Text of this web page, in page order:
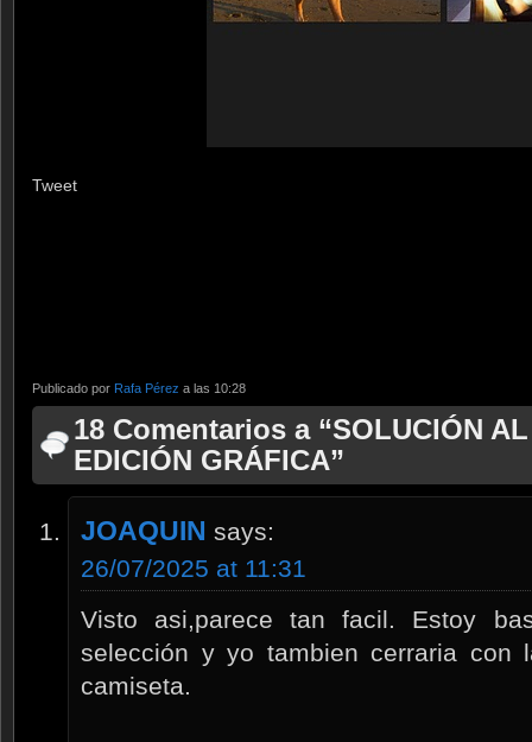
Tweet
Publicado por Rafa Pérez a las 10:28
18 Comentarios a “SOLUCIÓN
EDICIÓN GRÁFICA”
JOAQUIN says:
26/07/2025 at 11:31
Visto asi,parece tan facil. Estoy
selección y yo tambien cerraria con
camiseta.